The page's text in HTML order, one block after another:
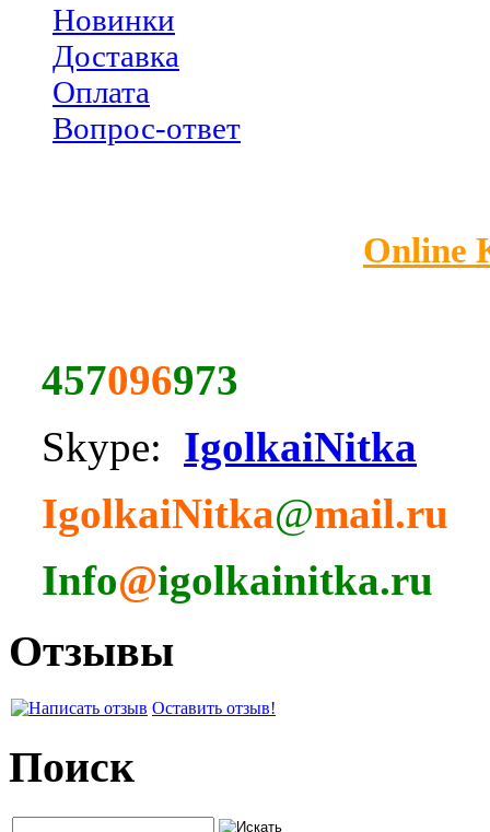
Новинки
Доставка
Оплата
Вопрос-ответ
Online
457096973
Skype: IgolkaiNitka
IgolkaiNitka@mail.ru
Info@igolkainitka.ru
Отзывы
Оставить отзыв!
Поиск